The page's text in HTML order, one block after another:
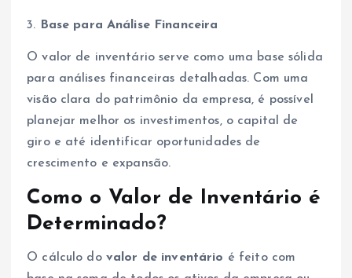
3. Base para Análise Financeira
O valor de inventário serve como uma base sólida
para análises financeiras detalhadas. Com uma
visão clara do patrimônio da empresa, é possível
planejar melhor os investimentos, o capital de
giro e até identificar oportunidades de
crescimento e expansão.
Como o Valor de Inventário é
Determinado?
O cálculo do valor de inventário é feito com